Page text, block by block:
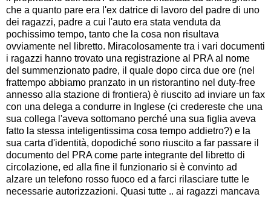
che a quanto pare era l'ex datrice di lavoro del padre di uno
dei ragazzi, padre a cui l'auto era stata venduta da
pochissimo tempo, tanto che la cosa non risultava
ovviamente nel libretto. Miracolosamente tra i vari documenti
i ragazzi hanno trovato una registrazione al PRA al nome
del summenzionato padre, il quale dopo circa due ore (nel
frattempo abbiamo pranzato in un ristorantino nel duty-free
annesso alla stazione di frontiera) è riuscito ad inviare un fax
con una delega a condurre in Inglese (ci credereste che una
sua collega l'aveva sottomano perché una sua figlia aveva
fatto la stessa inteligentissima cosa tempo addietro?) e la
sua carta d'identità, dopodiché sono riuscito a far passare il
documento del PRA come parte integrante del libretto di
circolazione, ed alla fine il funzionario si è convinto ad
alzare un telefono rosso fuoco ed a farci rilasciare tutte le
necessarie autorizzazioni. Quasi tutte .. ai ragazzi mancava